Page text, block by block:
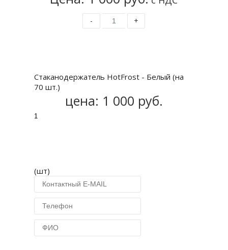
- +
Стаканодержатель HotFrost - Белый (на
70 шт.)
цена: 1 000 руб.
(шт)